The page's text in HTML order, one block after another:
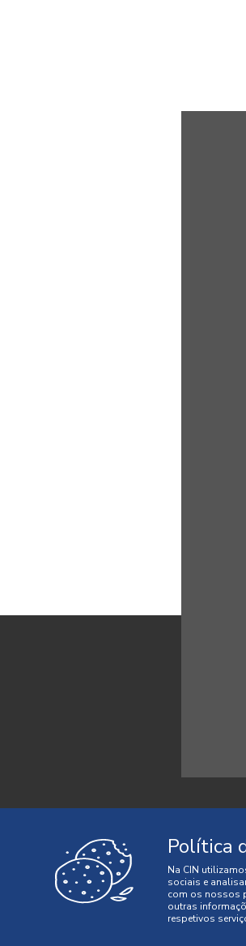
Política
Na CIN
sociais e
com os nossos
outras
respetivos